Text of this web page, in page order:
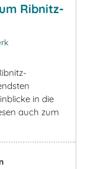
Ribnitz-
in die
auch zum